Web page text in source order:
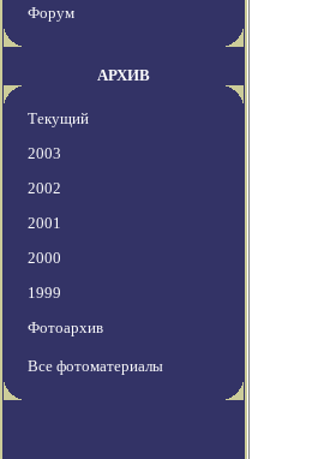
Форум
АРХИВ
Текущий
2003
2002
2001
2000
1999
Фотоархив
Все фотоматериалы